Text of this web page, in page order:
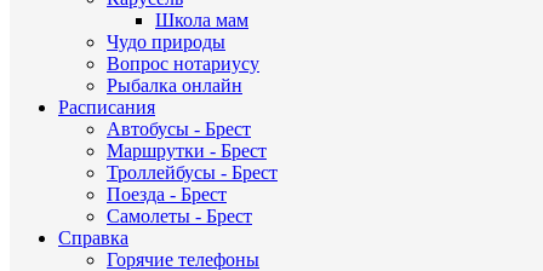
Школа мам
Чудо природы
Вопрос нотариусу
Рыбалка онлайн
Расписания
Автобусы - Брест
Маршрутки - Брест
Троллейбусы - Брест
Поезда - Брест
Самолеты - Брест
Справка
Горячие телефоны